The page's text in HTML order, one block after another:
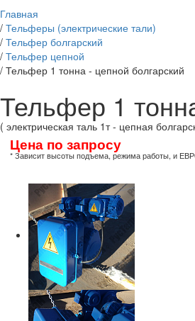
Главная
/ Тельферы (электрические тали)
/ Тельфер болгарский
/ Тельфер цепной
/ Тельфер 1 тонна - цепной болгарский
Тельфер 1
( электрическая таль 1т - цепная
Цена по запросу
* Зависит высоты подъема, режима работы, и